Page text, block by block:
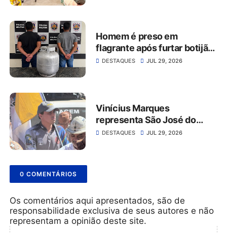
Homem é preso em
flagrante após furtar botijão
de gás de estabelecimento
DESTAQUES JUL 29, 2026
Vinícius Marques
representa São José do
Belmonte na 56ª Missa do
DESTAQUES JUL 29, 2026
0 COMENTÁRIOS
Os comentários aqui apresentados, são de
responsabilidade exclusiva de seus autores e não
representam a opinião deste site.